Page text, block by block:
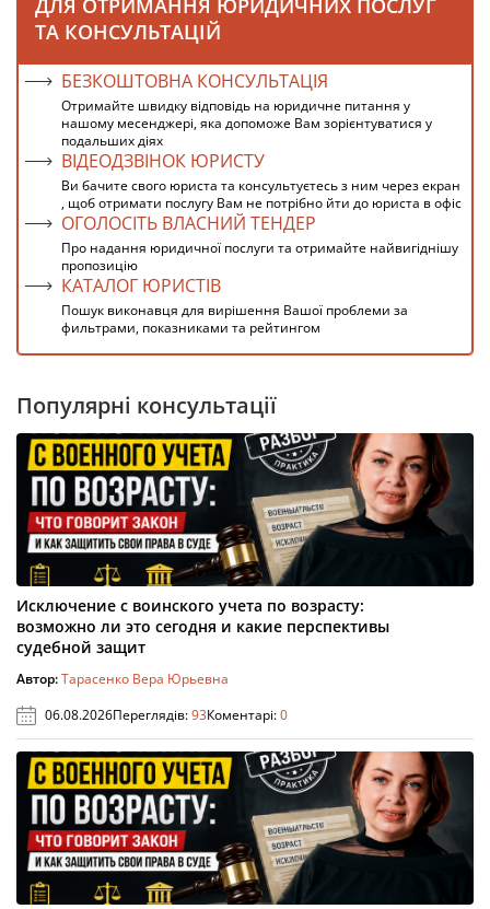
ДЛЯ ОТРИМАННЯ ЮРИДИЧНИХ ПОСЛУГ
ТА КОНСУЛЬТАЦІЙ
БЕЗКОШТОВНА КОНСУЛЬТАЦІЯ
Отримайте швидку відповідь на юридичне питання у
нашому месенджері, яка допоможе Вам зорієнтуватися у
подальших діях
ВІДЕОДЗВІНОК ЮРИСТУ
Ви бачите свого юриста та консультуєтесь з ним через екран
, щоб отримати послугу Вам не потрібно йти до юриста в офіс
ОГОЛОСІТЬ ВЛАСНИЙ ТЕНДЕР
Про надання юридичної послуги та отримайте найвигіднішу
пропозицію
КАТАЛОГ ЮРИСТІВ
Пошук виконавця для вирішення Вашої проблеми за
фильтрами, показниками та рейтингом
Популярні консультації
Исключение с воинского учета по возрасту:
возможно ли это сегодня и какие перспективы
судебной защит
Автор:Тарасенко Вера Юрьевна
06.08.2026Переглядів:93Коментарі:0